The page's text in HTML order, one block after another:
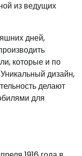
из ведущих
дней,
которые и по
дизайн,
делают
для